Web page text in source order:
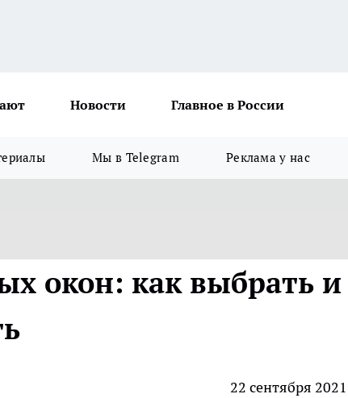
Новости Главное в России
Мы в Telegram Реклама у нас
окон: как выбрать и
22 сентября 2021